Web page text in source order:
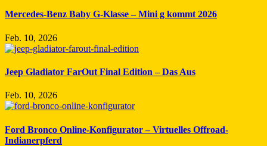
Mercedes-Benz Baby G-Klasse – Mini g kommt 2026
Feb. 10, 2026
Jeep Gladiator FarOut Final Edition – Das Aus
Feb. 10, 2026
Ford Bronco Online-Konfigurator – Virtuelles Offroad-
Indianerpferd